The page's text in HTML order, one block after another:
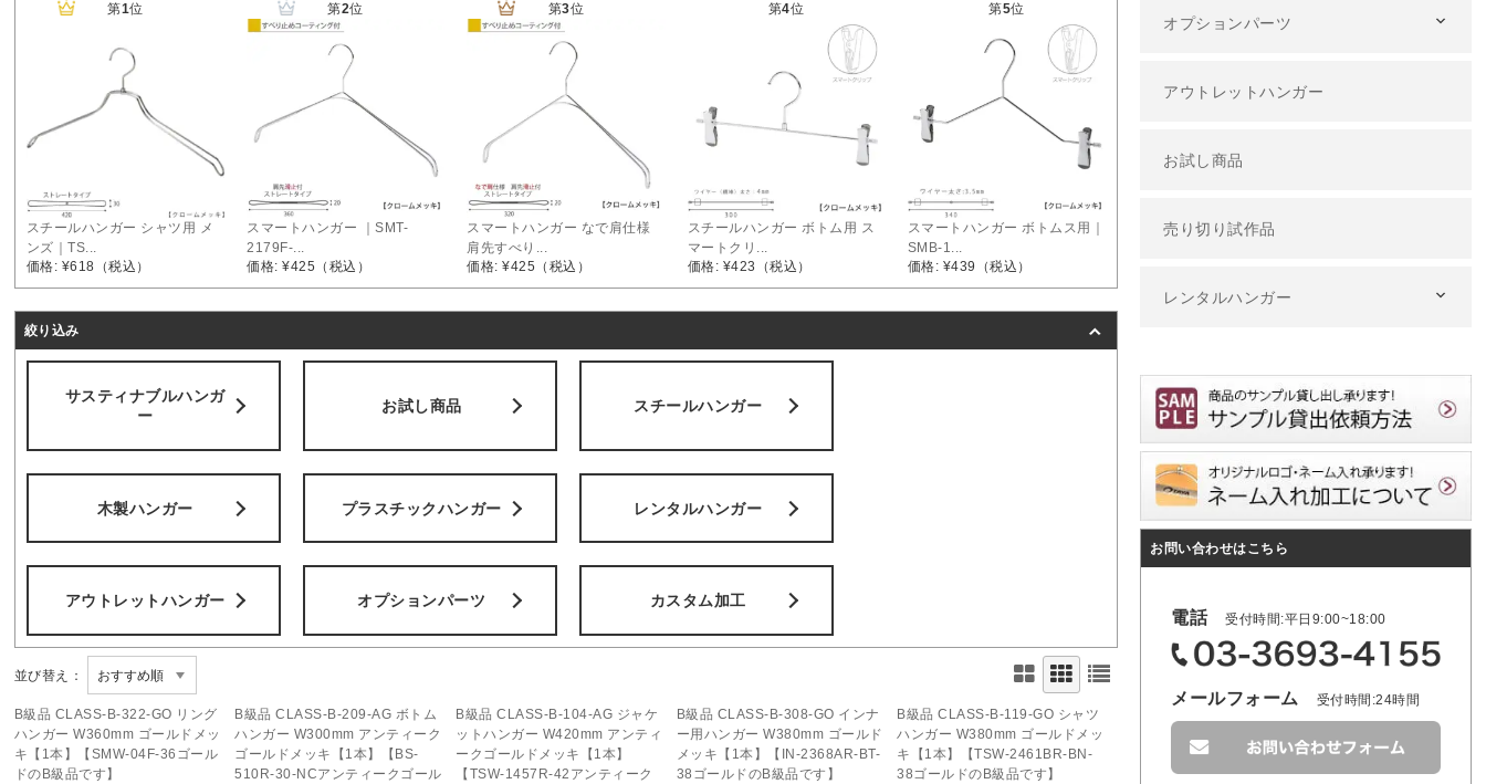
第1位
スチールハンガー シャツ用 メ
ンズ｜TS...
価格: ¥618 （税込）
第2位
スマートハンガー ｜SMT-
2179F-...
価格: ¥425 （税込）
第3位
スマートハンガー なで肩仕様
肩先すべり...
価格: ¥425 （税込）
第4位
スチールハンガー ボトム用 ス
マートクリ...
価格: ¥423
（税込）
第5位
スマートハンガー ボトムス用｜
SMB-1...
価格: ¥439
（税込）
絞り込み
サスティナブルハンガ
ー
お試し商品 スチールハンガー
木製ハンガー プラスチックハンガー レンタルハンガー
アウトレットハンガー オプションパーツ カスタム加工
並び替え：SOLD OUT
この商品へのお問い合わせ
B級品 CLASS-B-322-GO リング
ハンガー W360mm ゴールドメッ
キ【1本】【SMW-04F-36ゴール
ドのB級品です】
B級品 CLASS-B-209-AG ボトム
ハンガー W300mm アンティーク
ゴールドメッキ【1本】【BS-
510R-30-NCアンティークゴール
B級品 CLASS-B-104-AG ジャケ
ットハンガー W420mm アンティ
ークゴールドメッキ【1本】
【TSW-1457R-42アンティーク
この商品へのお問い合わせ
B級品 CLASS-B-308-GO インナ
ー用ハンガー W380mm ゴールド
メッキ【1本】【IN-2368AR-BT-
38ゴールドのB級品です】
SOLD OUT
この商品へのお問い合わせ
B級品 CLASS-B-119-GO シャツ
ハンガー W380mm ゴールドメッ
キ【1本】【TSW-2461BR-BN-
38ゴールドのB級品です】
オプションパーツ
アウトレットハンガー
お試し商品
売り切り試作品
レンタルハンガー
お問い合わせはこちら
電話 受付時間:平日9:00~18:00
メールフォーム 受付時間:24時間